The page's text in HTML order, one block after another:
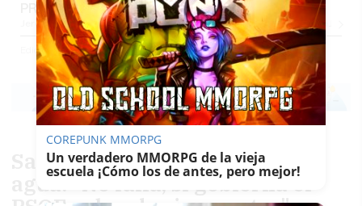
PROVINCIA CÁDIZ
JerezProvincia CádizCádizSevillaMálagaHuelvaGranadaCórdoba
Ediciones Provincia Cádiz
Saldaña sobre la subida del
agua: "No falla, si gobierna el
COREPUNK MMORPG
Un verdadero MMORPG de la vieja
escuela ¡Cómo los de antes, pero mejor!